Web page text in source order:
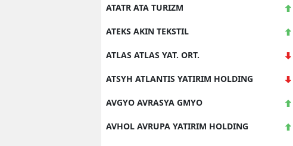
ATATR ATA TURIZM
ATEKS AKIN TEKSTIL
ATLAS ATLAS YAT. ORT.
ATSYH ATLANTIS YATIRIM HOLDING
AVGYO AVRASYA GMYO
AVHOL AVRUPA YATIRIM HOLDING